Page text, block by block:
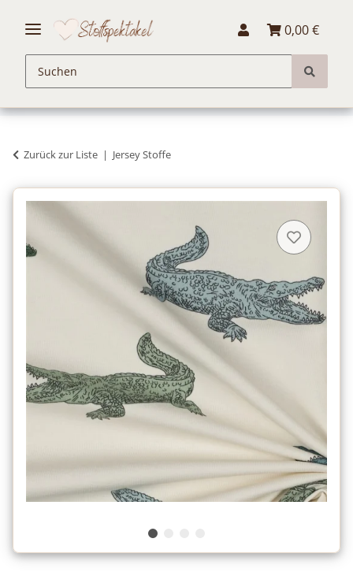
0,00 €
Zurück zur Liste Jersey Stoffe